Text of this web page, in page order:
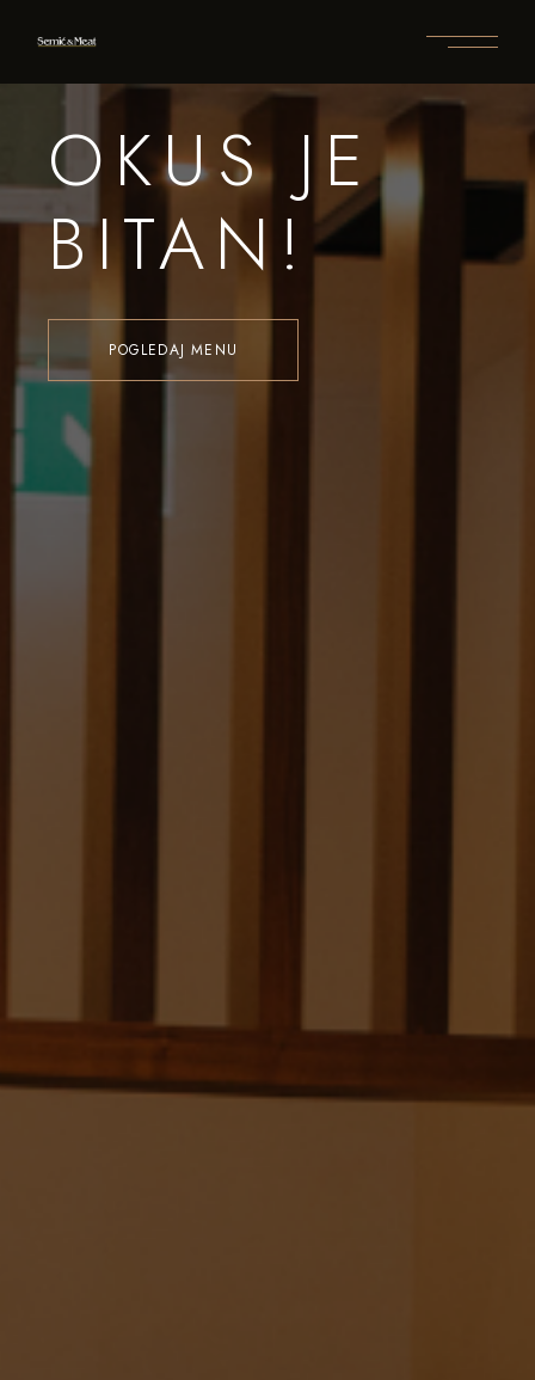
OKUS JE
BITAN!
POGLEDAJ MENU